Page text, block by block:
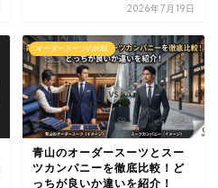
2026年7月19日
オーダースーツの比較
青山のオーダースーツとスー
ツカンパニーを徹底比較！ど
っちが良いか違いを紹介！